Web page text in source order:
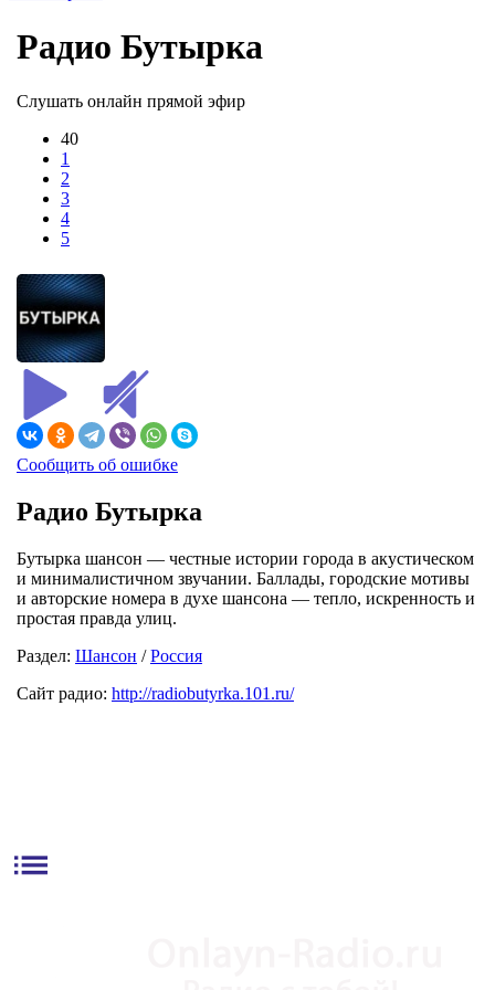
Радио Бутырка
Слушать онлайн прямой эфир
40
1
2
3
4
5
Сообщить об ошибке
Радио Бутырка
Бутырка шансон — честные истории города в акустическом
и минималистичном звучании. Баллады, городские мотивы
и авторские номера в духе шансона — тепло, искренность и
простая правда улиц.
Раздел: Шансон /Россия
Сайт радио: http://radiobutyrka.101.ru/
list